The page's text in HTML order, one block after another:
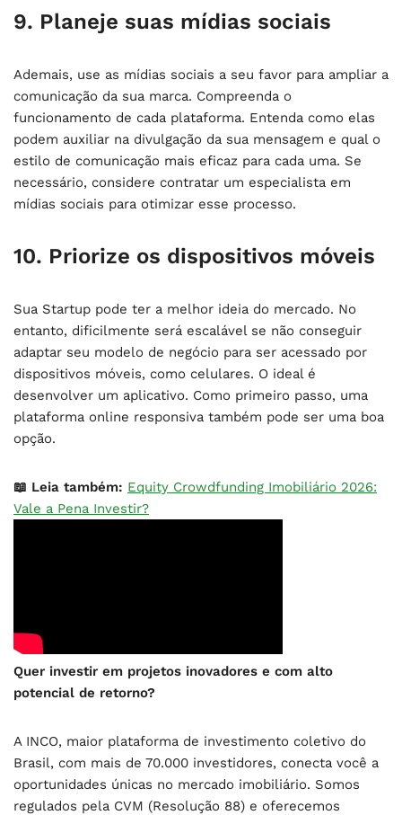
9. Planeje suas mídias sociais
Ademais, use as mídias sociais a seu favor para ampliar a
comunicação da sua marca. Compreenda o
funcionamento de cada plataforma. Entenda como elas
podem auxiliar na divulgação da sua mensagem e qual o
estilo de comunicação mais eficaz para cada uma. Se
necessário, considere contratar um especialista em
mídias sociais para otimizar esse processo.
10. Priorize os dispositivos móveis
Sua Startup pode ter a melhor ideia do mercado. No
entanto, dificilmente será escalável se não conseguir
adaptar seu modelo de negócio para ser acessado por
dispositivos móveis, como celulares. O ideal é
desenvolver um aplicativo. Como primeiro passo, uma
plataforma online responsiva também pode ser uma boa
opção.
📖 Leia também: Equity Crowdfunding Imobiliário 2026:
Vale a Pena Investir?
Quer investir em projetos inovadores e com alto
potencial de retorno?
A INCO, maior plataforma de investimento coletivo do
Brasil, com mais de 70.000 investidores, conecta você a
oportunidades únicas no mercado imobiliário. Somos
regulados pela CVM (Resolução 88) e oferecemos